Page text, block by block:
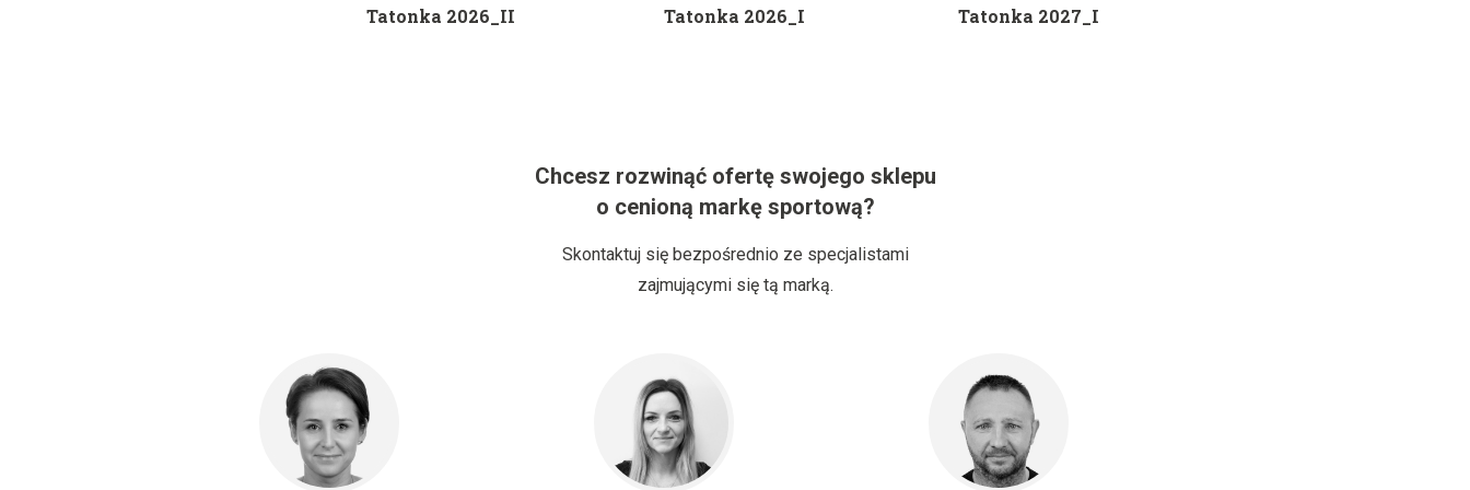
Tatonka 2026_II Tatonka 2026_I Tatonka 2027_I
Chcesz rozwinąć ofertę swojego sklepu
o cenioną markę sportową?
Skontaktuj się bezpośrednio ze specjalistami
zajmującymi się tą marką.